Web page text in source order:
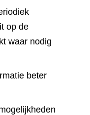
op de
waar nodig
beter